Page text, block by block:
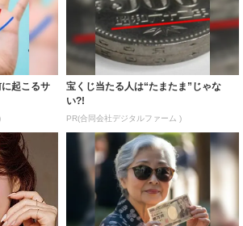
に起こるサ
宝くじ当たる人は“たまたま”じゃな
い?!
PR(合同会社デジタルファーム )